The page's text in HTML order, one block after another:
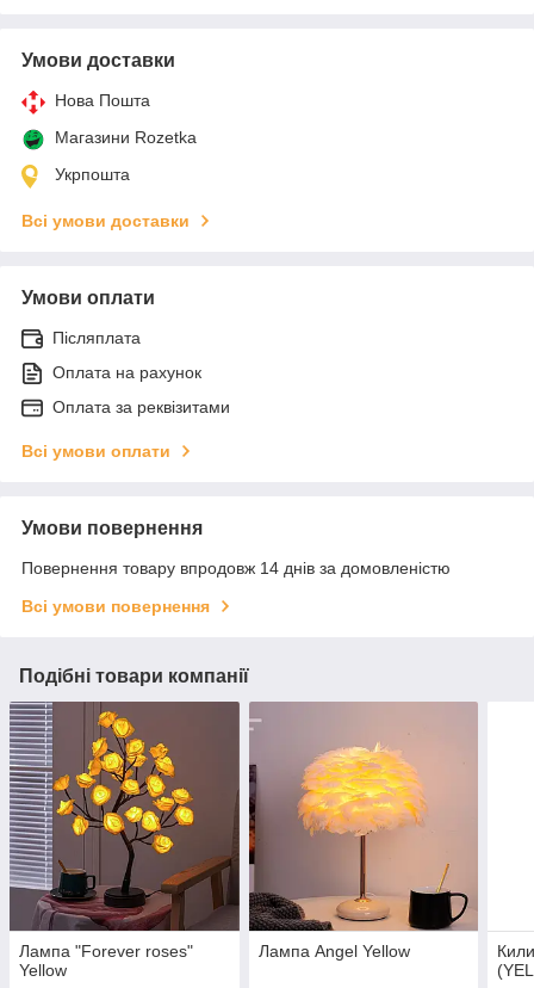
Умови доставки
Нова Пошта
Магазини Rozetka
Укрпошта
Всі умови доставки
Умови оплати
Післяплата
Оплата на рахунок
Оплата за реквізитами
Всі умови оплати
Умови повернення
Повернення товару впродовж 14 днів за домовленістю
Всі умови повернення
Подібні товари компанії
Лампа "Forever roses"
Yellow
Лампа Angel Yellow